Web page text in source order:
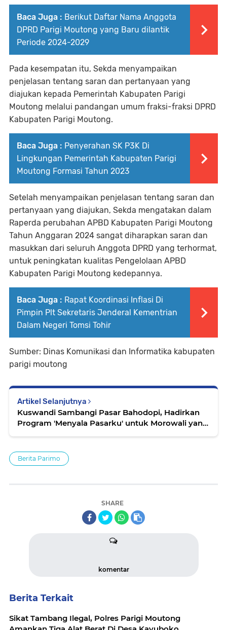
Baca Juga : Berikut Daftar Nama Anggota
DPRD Parigi Moutong yang Baru dilantik
Periode 2024-2029
Pada kesempatan itu, Sekda menyampaikan
penjelasan tentang saran dan pertanyaan yang
diajukan kepada Pemerintah Kabupaten Parigi
Moutong melalui pandangan umum fraksi-fraksi DPRD
Kabupaten Parigi Moutong.
Baca Juga : Penyerahan SK P3K Di
Lingkungan Pemerintah Kabupaten Parigi
Moutong Formasi Tahun 2023
Setelah menyampaikan penjelasan tentang saran dan
pertanyaan yang diajukan, Sekda mengatakan dalam
Raperda perubahan APBD Kabupaten Parigi Moutong
Tahun Anggaran 2024 sangat diharapkan saran dan
masukkan dari seluruh Anggota DPRD yang terhormat,
untuk peningkatan kualitas Pengelolaan APBD
Kabupaten Parigi Moutong kedepannya.
Baca Juga : Rapat Koordinasi Inflasi Di
Pimpin Plt Sekretaris Jenderal Kementrian
Dalam Negeri Tomsi Tohir
Sumber: Dinas Komunikasi dan Informatika kabupaten
parigi moutong
Artikel Selanjutnya
Kuswandi Sambangi Pasar Bahodopi, Hadirkan
Program 'Menyala Pasarku' untuk Morowali yang
Berita Parimo
SHARE
komentar
Berita Terkait
Sikat Tambang Ilegal, Polres Parigi Moutong